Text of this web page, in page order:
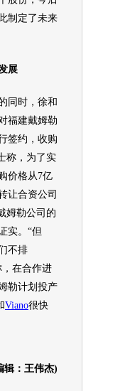
制定了未来
展
时，徐和
福建戴姆勒
签约，收购
称，为了实
价格从7亿
让合资公司
姆勒公司的
实。“但
不排
，在合作进
勒计划投产
Viano很快
辑：王伟杰)